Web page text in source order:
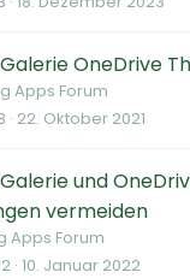
OneDrive
Apps Forum
22. Oktober 2021
und
vermeiden
Apps Forum
10. Januar 2022